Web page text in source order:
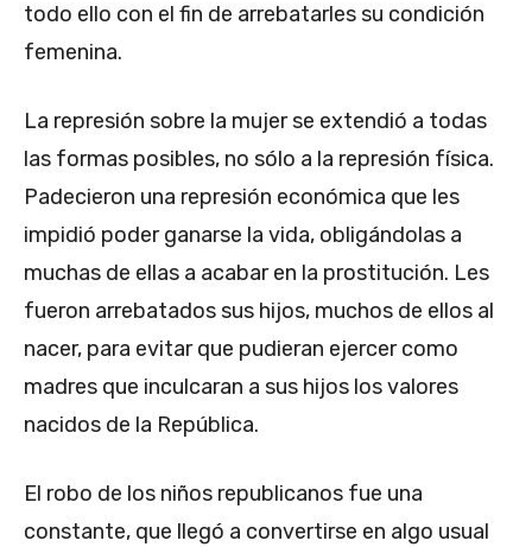
todo ello con el fin de arrebatarles su condición
femenina.
La represión sobre la mujer se extendió a todas
las formas posibles, no sólo a la represión física.
Padecieron una represión económica que les
impidió poder ganarse la vida, obligándolas a
muchas de ellas a acabar en la prostitución. Les
fueron arrebatados sus hijos, muchos de ellos al
nacer, para evitar que pudieran ejercer como
madres que inculcaran a sus hijos los valores
nacidos de la República.
El robo de los niños republicanos fue una
constante, que llegó a convertirse en algo usual